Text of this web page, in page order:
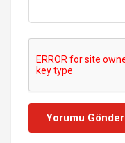
Yorumu Gönder